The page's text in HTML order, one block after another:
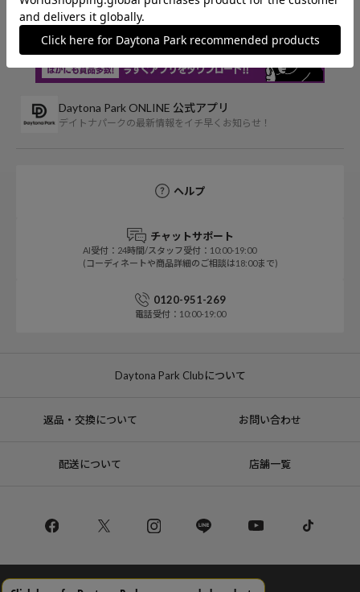
Daytona Park ONLINE 公式アプリ
デイトナパークの最新情報をイチ早くお知らせ！
ヘルプ
チャットサポート
AI受付：24時間/スタッフ受付：10:00-19:00
(コーディネートや商品詳細のご相談は18:00まで)
0120-951-269
電話受付：10:00-19:00
Daytona Park Clubについて
返品・交換について お問い合わせ
配送について 店舗一覧